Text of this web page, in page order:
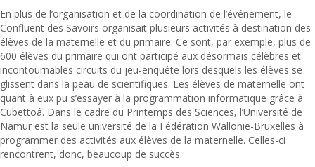
En plus de l’organisation et de la coordination de l’événement, le
Confluent des Savoirs organisait plusieurs activités à destination des
élèves de la maternelle et du primaire. Ce sont, par exemple, plus de
600 élèves du primaire qui ont participé aux désormais célèbres et
incontournables circuits du jeu-enquête lors desquels les élèves se
glissent dans la peau de scientifiques. Les élèves de maternelle ont
quant à eux pu s’essayer à la programmation informatique grâce à
Cubettoâ. Dans le cadre du Printemps des Sciences, l’Université de
Namur est la seule université de la Fédération Wallonie-Bruxelles à
programmer des activités aux élèves de la maternelle. Celles-ci
rencontrent, donc, beaucoup de succès.